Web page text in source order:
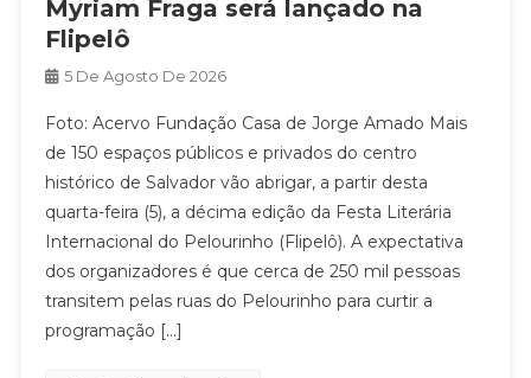
Myriam Fraga será lançado na
Flipelô
5 De Agosto De 2026
Foto: Acervo Fundação Casa de Jorge Amado Mais
de 150 espaços públicos e privados do centro
histórico de Salvador vão abrigar, a partir desta
quarta-feira (5), a décima edição da Festa Literária
Internacional do Pelourinho (Flipelô). A expectativa
dos organizadores é que cerca de 250 mil pessoas
transitem pelas ruas do Pelourinho para curtir a
programação […]